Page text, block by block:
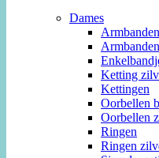
Dames
Armbanden
Ketting
Kettingen
Oorbellen
Oorbellen
Ringen
Ringen